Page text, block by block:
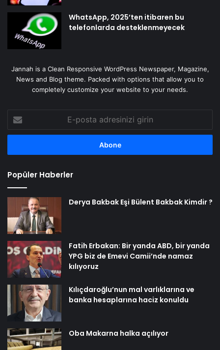
WhatsApp, 2025’ten itibaren bu
telefonlarda desteklenmeyecek
Jannah is a Clean Responsive WordPress Newspaper, Magazine,
News and Blog theme. Packed with options that allow you to
completely customize your website to your needs.
posta
adresinizi
Popüler Haberler
Derya Bakbak Eşi Bülent Bakbak Kimdir ?
Fatih Erbakan: Bir yanda ABD, bir yanda
YPG biz de Emevi Camii’nde namaz
kılıyoruz
Kılıçdaroğlu’nun mal varlıklarına ve
banka hesaplarına haciz konuldu
Oba Makarna halka açılıyor